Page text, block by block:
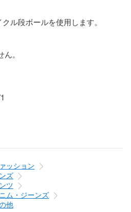
ル段ボールを使用します。
ッション
ズ
ツ
ム・ジーンズ
他